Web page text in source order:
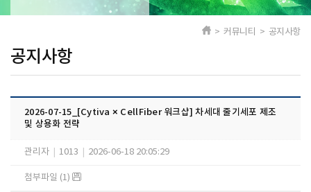
공지사항
> 커뮤니티 > 공지사항
2026-07-15_[Cytiva × CellFiber 워크샵] 차세대 줄기세포 제조
및 상용화 전략
관리자 1013 2026-06-18 20:05:29
첨부파일 (1)